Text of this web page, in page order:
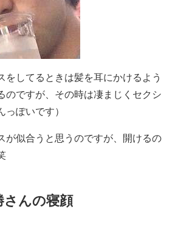
をしてるときは髪を耳にかけるよう
のですが、その時は凄まじくセクシ
っぽいです）
が似合うと思うのですが、開けるの
さんの寝顔